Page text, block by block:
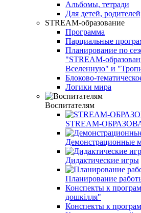
Альбомы, тетради
Для детей,
STREAM-образование
Программа
Парциальные
Планирование по
"STREAM-
Вселенную" и
Блоково-
Логики мира
Воспитателям
STREAM-
Демонстрационные
Дидактические игры
Планирование
Конспекты к
дошкілля"
Конспекты к